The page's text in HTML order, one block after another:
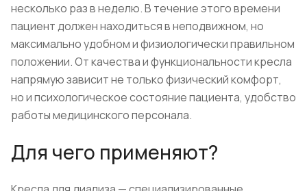
несколько раз в неделю. В течение этого времени
пациент должен находиться в неподвижном, но
максимально удобном и физиологически правильном
положении. От качества и функциональности кресла
напрямую зависит не только физический комфорт,
но и психологическое состояние пациента, удобство
работы медицинского персонала.
Для чего применяют?